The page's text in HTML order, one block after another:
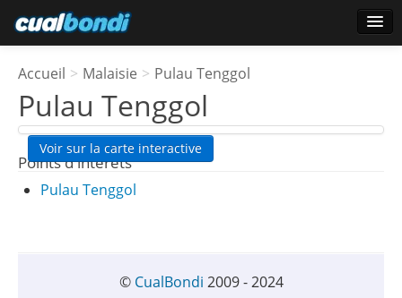
Utilisateurs étoile
Sondage
Accueil > Malaisie > Pulau Tenggol
Pulau Tenggol
Voir sur la carte interactive
Points d'interêts
Pulau Tenggol
© CualBondi 2009 - 2024